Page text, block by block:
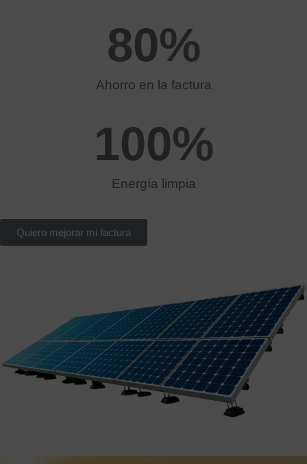
Ahorro en la factura
80%
Energía limpia
100%
Quiero mejorar mi factura